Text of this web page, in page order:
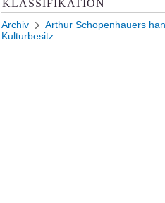
KLASSIFIKATION
Archiv
Arthur Schopenhauers
Kulturbesitz